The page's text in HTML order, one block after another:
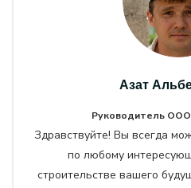
Азат
Руководитель
Здравствуйте! Вы всегда
по любому
строительстве вашего